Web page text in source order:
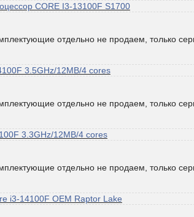
CORE I3-13100F S1700
отдельно не продаем, только
3.5GHz/12MB/4 cores
отдельно не продаем, только
3.3GHz/12MB/4 cores
отдельно не продаем, только
i3-14100F OEM Raptor Lake